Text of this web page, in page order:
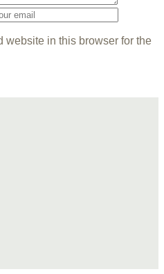
website in this browser for the